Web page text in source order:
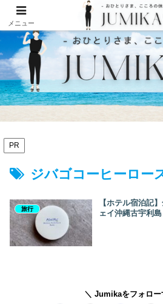
PR
ジバゴコーヒーロー
旅行
【ホテル宿泊記
ェイ沖縄古宇利
Jumikaをフォロー
メニュー